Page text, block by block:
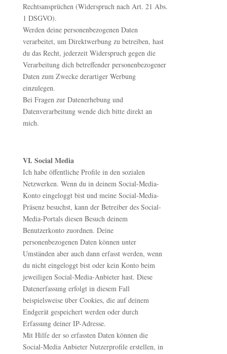
Rechtsansprüchen (Widerspruch nach Art. 21 Abs.
1 DSGVO).
Werden deine personenbezogenen Daten
verarbeitet, um Direktwerbung zu betreiben, hast
du das Recht, jederzeit Widerspruch gegen die
Verarbeitung dich betreffender personenbezogener
Daten zum Zwecke derartiger Werbung
einzulegen.
Bei Fragen zur Datenerhebung und
Datenverarbeitung wende dich bitte direkt an
mich.
VI. Social Media
Ich habe öffentliche Profile in den sozialen
Netzwerken. Wenn du in deinem Social-Media-
Konto eingeloggt bist und meine Social-Media-
Präsenz besuchst, kann der Betreiber des Social-
Media-Portals diesen Besuch deinem
Benutzerkonto zuordnen. Deine
personenbezogenen Daten können unter
Umständen aber auch dann erfasst werden, wenn
du nicht eingeloggt bist oder kein Konto beim
jeweiligen Social-Media-Anbieter hast. Diese
Datenerfassung erfolgt in diesem Fall
beispielsweise über Cookies, die auf deinem
Endgerät gespeichert werden oder durch
Erfassung deiner IP-Adresse.
Mit Hilfe der so erfassten Daten können die
Social-Media Anbieter Nutzerprofile erstellen, in